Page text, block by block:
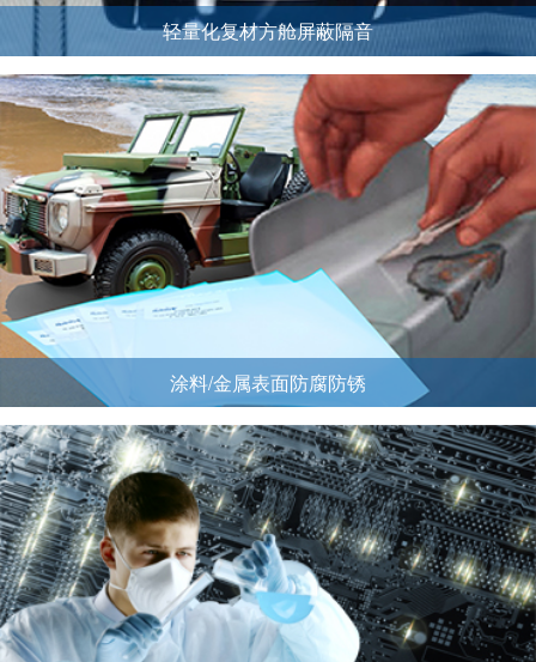
轻量化复材方舱屏蔽隔音
涂料/金属表面防腐防锈